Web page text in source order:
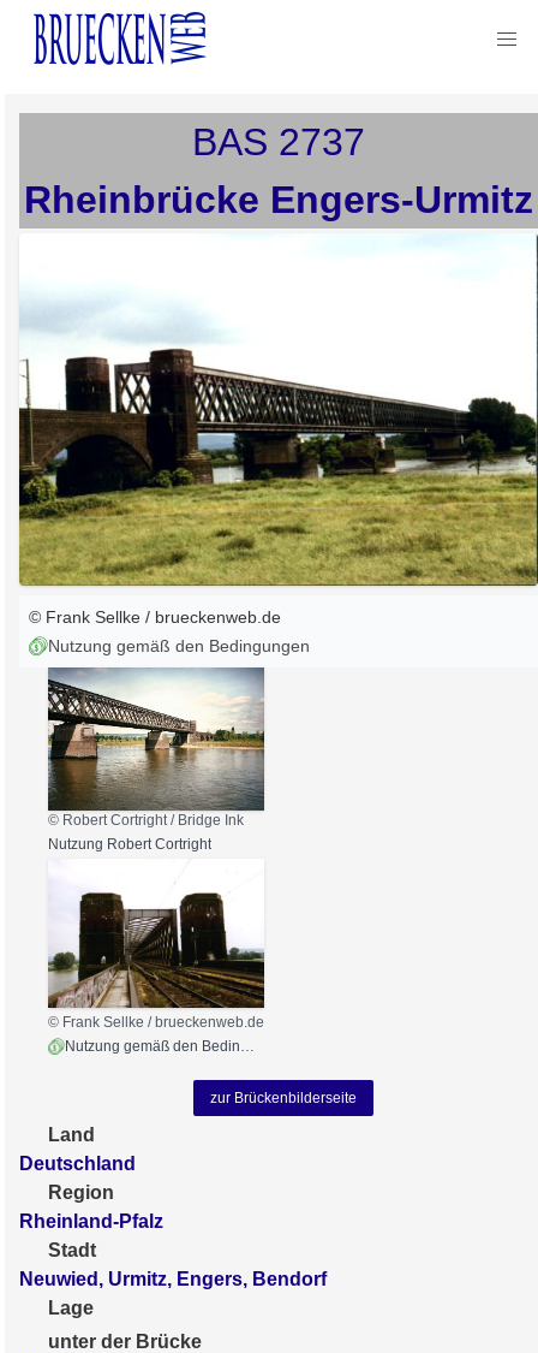
BAS 2737
Rheinbrücke Engers-Urmitz
© Frank Sellke / brueckenweb.de
Nutzung gemäß den Bedingungen
© Robert Cortright / Bridge Ink
Nutzung Robert Cortright
© Frank Sellke / brueckenweb.de
Nutzung gemäß den Bedingungen
zur Brückenbilderseite
Land
Deutschland
Region
Rheinland-Pfalz
Stadt
Neuwied, Urmitz, Engers, Bendorf
Lage
unter der Brücke